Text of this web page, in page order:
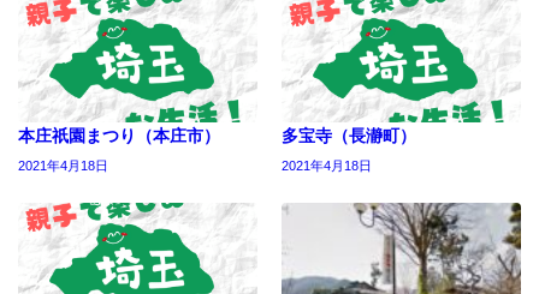
本庄祇園まつり（本庄市）
2021年4月18日
多宝寺（長瀞町）
2021年4月18日